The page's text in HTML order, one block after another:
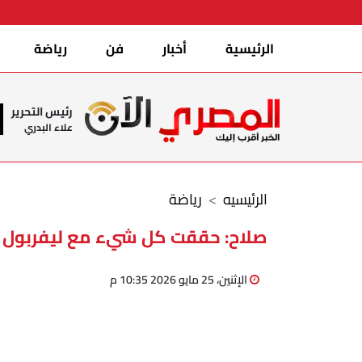
الرئيسية أخبار فن رياضة
رئيس التحرير
علاء البدري
رياضة الرئيسيه
صلاح: حققت كل شيء مع ليفربول
الإثنين، 25 مايو 2026 10:35 م